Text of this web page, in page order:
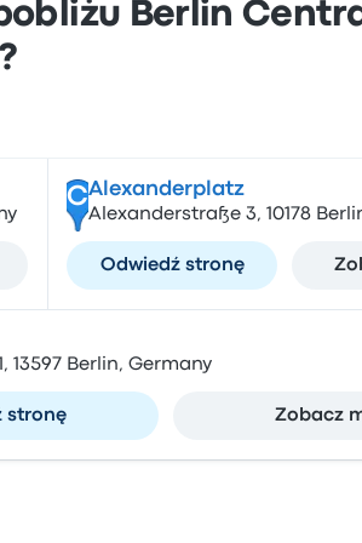
Berlin
CAlexanderplatz
Alexanderstraße 3, 10178
Odwiedź stronę
13597 Berlin, Germany
stronę Zobacz